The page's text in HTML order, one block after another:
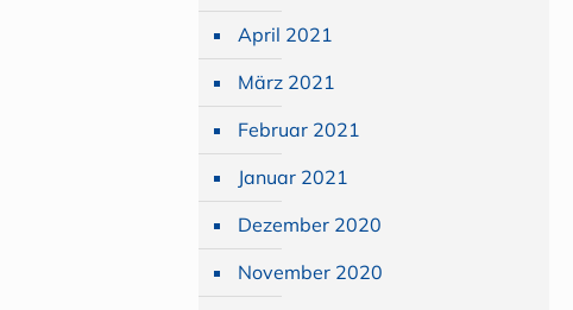
April 2021
März 2021
Februar 2021
Januar 2021
Dezember 2020
November 2020